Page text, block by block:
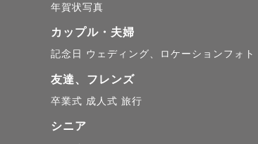
年賀状写真
カップル・夫婦
記念日 ウェディング、ロケーションフォト
友達、フレンズ
卒業式 成人式 旅行
シニア